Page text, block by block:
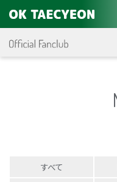
すべて